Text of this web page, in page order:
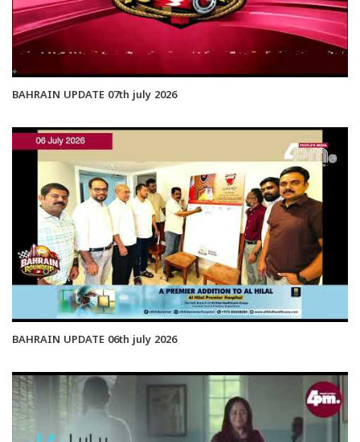
BAHRAIN UPDATE 07th july 2026
BAHRAIN UPDATE 06th july 2026